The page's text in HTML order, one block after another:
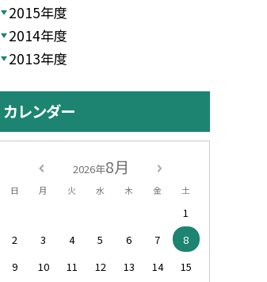
2015年度
2014年度
2013年度
カレンダー
2026年8月
日 月 火 水 木 金 土
1
2
3 4 5 6 7
8
9
10 11 12 13 14
15